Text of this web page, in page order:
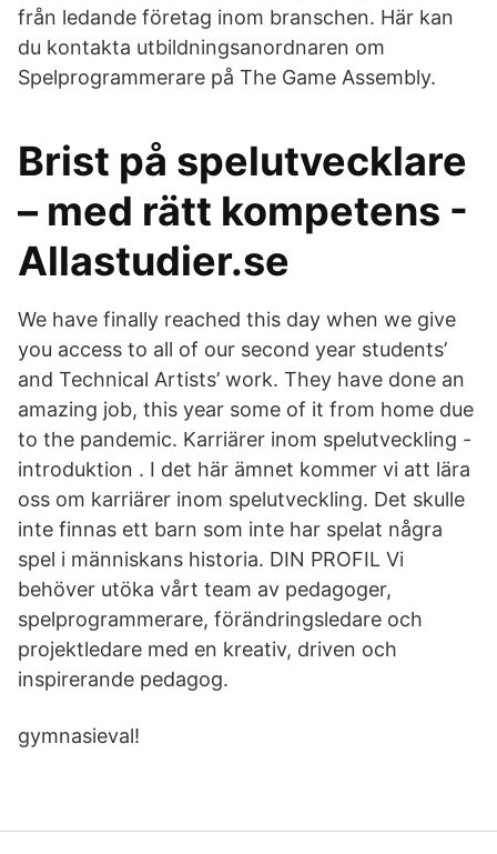
från ledande företag inom branschen. Här kan
du kontakta utbildningsanordnaren om
Spelprogrammerare på The Game Assembly.
Brist på spelutvecklare
– med rätt kompetens -
Allastudier.se
We have finally reached this day when we give
you access to all of our second year students’
and Technical Artists’ work. They have done an
amazing job, this year some of it from home due
to the pandemic. Karriärer inom spelutveckling -
introduktion . I det här ämnet kommer vi att lära
oss om karriärer inom spelutveckling. Det skulle
inte finnas ett barn som inte har spelat några
spel i människans historia. DIN PROFIL Vi
behöver utöka vårt team av pedagoger,
spelprogrammerare, förändringsledare och
projektledare med en kreativ, driven och
inspirerande pedagog.
gymnasieval!